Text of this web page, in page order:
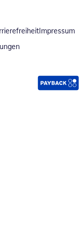
in neuem Fenster
Impressum